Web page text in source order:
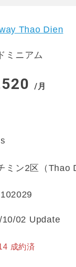
Thao Dien
ミニアム
/月
ミン2区（Thao
10/02 Update
成約済